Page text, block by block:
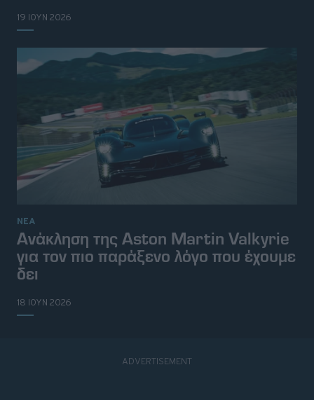
19 ΙΟΥΝ 2026
ΝΕΑ
Ανάκληση της Aston Martin Valkyrie
για τον πιο παράξενο λόγο που έχουμε
δει
18 ΙΟΥΝ 2026
Επικοινωνήστε μαζί μας